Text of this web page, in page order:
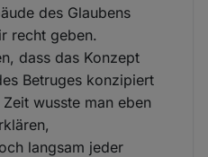
des Glaubens
recht geben.
dass das Konzept
Betruges konzipiert
wusste man eben
langsam jeder